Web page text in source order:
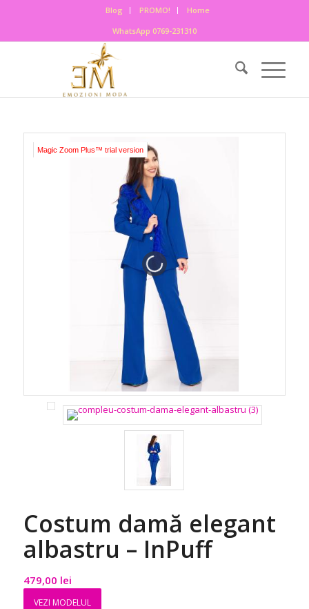
Blog PROMO!
Home
WhatsApp 0769-231310
Magic Zoom Plus™ trial version
Costum damă elegant
albastru – InPuff
479,00 lei
VEZI MODELUL